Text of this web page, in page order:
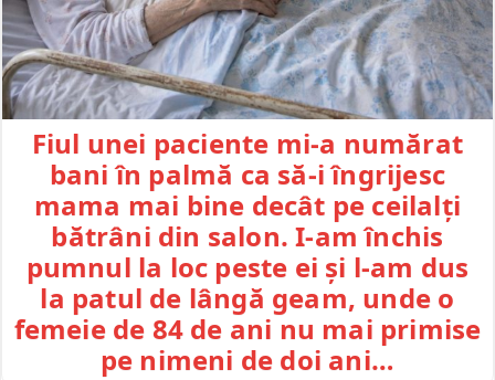
Fiul unei paciente mi-a numărat
bani în palmă ca să-i îngrijesc
mama mai bine decât pe ceilalți
bătrâni din salon. I-am închis
pumnul la loc peste ei și l-am dus
la patul de lângă geam, unde o
femeie de 84 de ani nu mai primise
pe nimeni de doi ani…